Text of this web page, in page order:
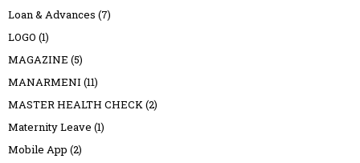
Loan & Advances (7)
LOGO (1)
MAGAZINE (5)
MANARMENI (11)
MASTER HEALTH CHECK (2)
Maternity Leave (1)
Mobile App (2)